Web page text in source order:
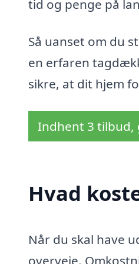
tid og penge på
Så uanset om du
en erfaren
sikre, at dit hjem
Indhent 3
Hvad
Når du skal have
overveje.